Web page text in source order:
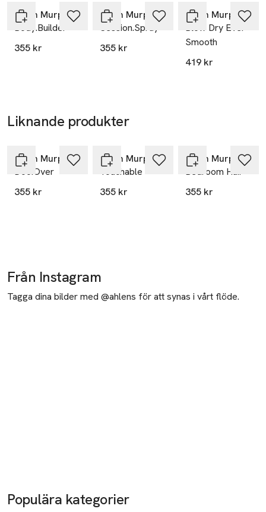
tillsammans bidrar till att öka elasticitet, mjukhet och fukthalt
hos håret. De omfattar extrakt av olivblad, druvkärnor och
grönt te.
E-post
KMRegulatory@kevinmurphy.com.au
Mobilnummer
Kevin Murphy
Body.Builder
355 kr
Kevin Murphy
Session.Spray
355 kr
Kevin Murphy
Blow Dry Ever
Smooth
419 kr
Liknande produkter
Kevin Murphy
Doo.Over
355 kr
Kevin Murphy
Touchable
355 kr
Kevin Murphy
Bedroom Hair
355 kr
Från Instagram
Tagga dina bilder med @ahlens för att synas i vårt flöde.
Populära kategorier